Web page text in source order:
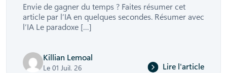
Envie de gagner du temps ? Faites résumer cet
article par l’IA en quelques secondes. Résumer avec
l’IA Le paradoxe […]
Killian Lemoal
Le 01 Juil. 26 Lire l'article